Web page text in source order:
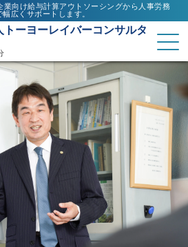
向け給与計算アウトソーシングから人事労務
広くサポートします。
ーヨーレイバーコンサルタ